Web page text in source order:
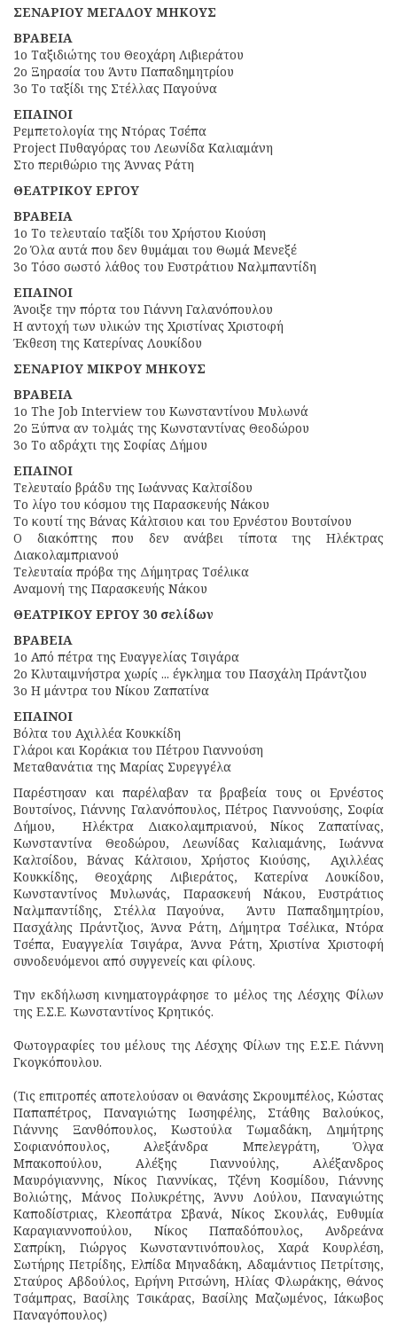
ΣΕΝΑΡΙΟΥ ΜΕΓΑΛΟΥ ΜΗΚΟΥΣ
ΒΡΑΒΕΙΑ
1ο Ταξιδιώτης του Θεοχάρη Λιβιεράτου
2ο Ξηρασία του Άντυ Παπαδημητρίου
3ο Το ταξίδι της Στέλλας Παγούνα
ΕΠΑΙΝΟΙ
Ρεμπετολογία της Ντόρας Τσέπα
Project Πυθαγόρας του Λεωνίδα Καλιαμάνη
Στο περιθώριο της Άννας Ράτη
ΘΕΑΤΡΙΚΟΥ ΕΡΓΟΥ
ΒΡΑΒΕΙΑ
1ο Το τελευταίο ταξίδι του Χρήστου Κιούση
2ο Όλα αυτά που δεν θυμάμαι του Θωμά Μενεξέ
3ο Τόσο σωστό λάθος του Ευστράτιου Ναλμπαντίδη
ΕΠΑΙΝΟΙ
Άνοιξε την πόρτα του Γιάννη Γαλανόπουλου
Η αντοχή των υλικών της Χριστίνας Χριστοφή
Έκθεση της Κατερίνας Λουκίδου
ΣΕΝΑΡΙΟΥ ΜΙΚΡΟΥ ΜΗΚΟΥΣ
ΒΡΑΒΕΙΑ
1ο The Job Interview του Κωνσταντίνου Μυλωνά
2ο Ξύπνα αν τολμάς της Κωνσταντίνας Θεοδώρου
3ο Το αδράχτι της Σοφίας Δήμου
ΕΠΑΙΝΟΙ
Τελευταίο βράδυ της Ιωάννας Καλτσίδου
Το λίγο του κόσμου της Παρασκευής Νάκου
Το κουτί της Βάνας Κάλτσιου και του Ερνέστου Βουτσίνου
Ο διακόπτης που δεν ανάβει τίποτα της Ηλέκτρας
Διακολαμπριανού
Τελευταία πρόβα της Δήμητρας Τσέλικα
Αναμονή της Παρασκευής Νάκου
ΘΕΑΤΡΙΚΟΥ ΕΡΓΟΥ 30 σελίδων
ΒΡΑΒΕΙΑ
1ο Από πέτρα της Ευαγγελίας Τσιγάρα
2ο Κλυταιμνήστρα χωρίς ... έγκλημα του Πασχάλη Πράντζιου
3ο Η μάντρα του Νίκου Ζαπατίνα
ΕΠΑΙΝΟΙ
Βόλτα του Αχιλλέα Κουκκίδη
Γλάροι και Κοράκια του Πέτρου Γιαννούση
Μεταθανάτια της Μαρίας Συρεγγέλα
Παρέστησαν και παρέλαβαν τα βραβεία τους οι Ερνέστος
Βουτσίνος, Γιάννης Γαλανόπουλος, Πέτρος Γιαννούσης, Σοφία
Δήμου, Ηλέκτρα Διακολαμπριανού, Νίκος Ζαπατίνας,
Κωνσταντίνα Θεοδώρου, Λεωνίδας Καλιαμάνης, Ιωάννα
Καλτσίδου, Βάνας Κάλτσιου, Χρήστος Κιούσης, Αχιλλέας
Κουκκίδης, Θεοχάρης Λιβιεράτος, Κατερίνα Λουκίδου,
Κωνσταντίνος Μυλωνάς, Παρασκευή Νάκου, Ευστράτιος
Ναλμπαντίδης, Στέλλα Παγούνα, Άντυ Παπαδημητρίου,
Πασχάλης Πράντζιος, Άννα Ράτη, Δήμητρα Τσέλικα, Ντόρα
Τσέπα, Ευαγγελία Τσιγάρα, Άννα Ράτη, Χριστίνα Χριστοφή
συνοδευόμενοι από συγγενείς και φίλους.
Την εκδήλωση κινηματογράφησε το μέλος της Λέσχης Φίλων
της Ε.Σ.Ε. Κωνσταντίνος Κρητικός.
Φωτογραφίες του μέλους της Λέσχης Φίλων της Ε.Σ.Ε. Γιάννη
Γκογκόπουλου.
(Τις επιτροπές αποτελούσαν οι Θανάσης Σκρουμπέλος, Κώστας
Παπαπέτρος, Παναγιώτης Ιωσηφέλης, Στάθης Βαλούκος,
Γιάννης Ξανθόπουλος, Κωστούλα Τωμαδάκη, Δημήτρης
Σοφιανόπουλος, Αλεξάνδρα Μπελεγράτη, Όλγα
Μπακοπούλου, Αλέξης Γιαννούλης, Αλέξανδρος
Μαυρόγιαννης, Νίκος Γιαννίκας, Τζένη Κοσμίδου, Γιάννης
Βολιώτης, Μάνος Πολυκρέτης, Άννυ Λούλου, Παναγιώτης
Καποδίστριας, Κλεοπάτρα Σβανά, Νίκος Σκουλάς, Ευθυμία
Καραγιαννοπούλου, Νίκος Παπαδόπουλος, Ανδρεάνα
Σαπρίκη, Γιώργος Κωνσταντινόπουλος, Χαρά Κουρλέση,
Σωτήρης Πετρίδης, Ελπίδα Μηναδάκη, Αδαμάντιος Πετρίτσης,
Σταύρος Αβδούλος, Ειρήνη Ριτσώνη, Ηλίας Φλωράκης, Θάνος
Τσάμπρας, Βασίλης Τσικάρας, Βασίλης Μαζωμένος, Ιάκωβος
Παναγόπουλος)